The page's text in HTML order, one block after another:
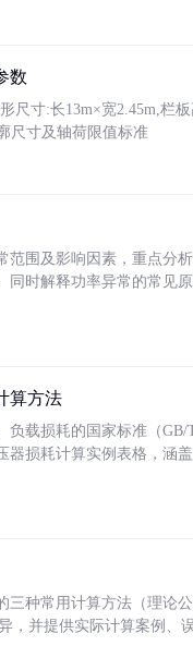
数
尺寸:长13m×宽2.45m,栏
尺寸及轴荷限值标准
围及影响因素，重点分
同时解释功率异常的常见
算方法
载损耗的国家标准（
损耗计算实例表格，涵
三种常用计算方法（理论
，并提供实际计算案例